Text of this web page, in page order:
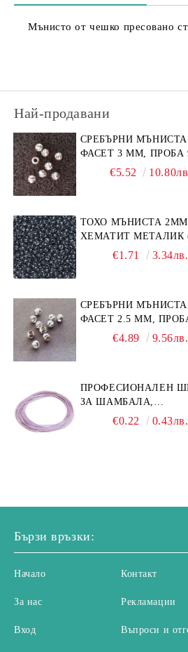
Мънисто от чешко пресовано
Най-продавани
СРЕБЪРНИ МЪНИСТА
ФАСЕТ 3 ММ, ПРОБА
(10БР)€5.52
ТОХО МЪНИСТА 2ММ
ХЕМАТИТ МЕТАЛИК
€1.71 3.34лв.
СРЕБЪРНИ МЪНИСТА
ФАСЕТ 2.5 ММ,
€4.89 9.56лв.
ПРОФЕСИОНАЛЕН
ЗА ШАМБАЛА,
МИКРОМАКРАМЕ И
€0.22 0.43лв.
Бързи връзки:
Начало
За нас
Вход
Контакт
Рекламации
Въпроси и